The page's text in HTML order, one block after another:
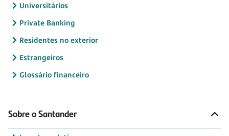
Universitários
Private Banking
Residentes no exterior
Estrangeiros
Glossário financeiro
Sobre o Santander